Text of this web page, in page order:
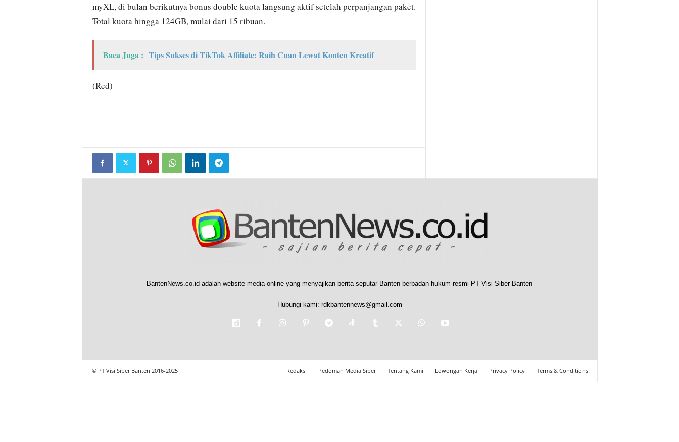
myXL, di bulan berikutnya bonus double kuota langsung aktif setelah perpanjangan paket.
Total kuota hingga 124GB, mulai dari 15 ribuan.
Baca Juga : Tips Sukses di TikTok Affiliate: Raih Cuan Lewat Konten Kreatif
(Red)
BantenNews.co.id adalah website media online yang menyajikan berita seputar Banten berbadan hukum resmi PT Visi Siber Banten
Hubungi kami: rdkbantennews@gmail.com
Redaksi Pedoman Media Siber Tentang Kami Lowongan Kerja Privacy Policy Terms & Conditions
© PT Visi Siber Banten 2016-2025